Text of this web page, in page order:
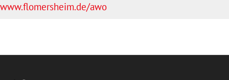
www.flomersheim.de/awo